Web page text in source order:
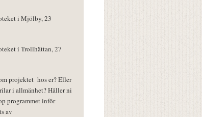
i Mjölby, 23
i Trollhättan, 27
projektet hos er? Eller
i allmänhet? Håller ni
programmet inför
av